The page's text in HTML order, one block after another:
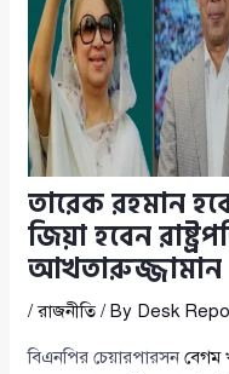
তারেক রহমান
জিয়া হবেন
আখতারুজ্জামান
/রাজনীতি/ By Desk
বিএনপির চেয়ারপারসনবেগম